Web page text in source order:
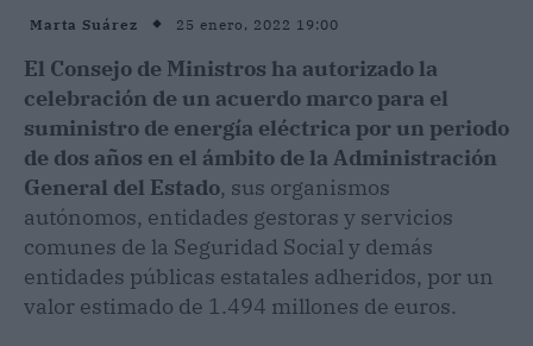
Marta Suárez 25 enero, 2022 19:00
El Consejo de Ministros ha autorizado la
celebración de un acuerdo marco para el
suministro de energía eléctrica por un periodo
de dos años en el ámbito de la Administración
General del Estado, sus organismos
autónomos, entidades gestoras y servicios
comunes de la Seguridad Social y demás
entidades públicas estatales adheridos, por un
valor estimado de 1.494 millones de euros.